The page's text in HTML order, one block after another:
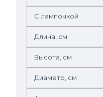
С лампочкой
Длина, см
Высота, см
Диаметр, см